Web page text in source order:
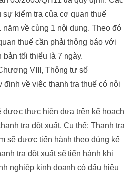
sự kiểm tra của cơ quan thuế
năm về cùng 1 nội dung. Theo đó
thuế cần phải thông báo với
tối thiểu là 7 ngày.
VIII, Thông tư số
định về việc thanh tra thuế có nội
được thực hiện dựa trên kế hoạch
tra đột xuất. Cụ thể: Thanh tra
sẽ được tiến hành theo đúng kế
tra đột xuất sẽ tiến hành khi
nghiệp kinh doanh có dấu hiệu